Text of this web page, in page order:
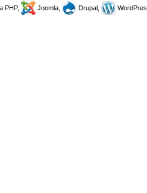
PHP, Joomla, Drupal,